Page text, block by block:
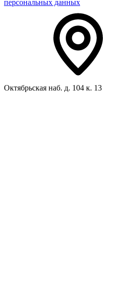
персональных данных
Октябрьская наб. д. 104 к. 13